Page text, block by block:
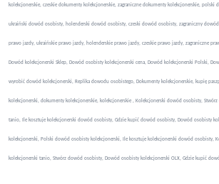
kolekcjonerskie, czeskie dokumenty kolekcjonerskie, zagraniczne dokumenty kolekcjonerskie,
ukraiński dowód osobisty, holenderski dowód osobisty, czeski dowód osobisty, zagraniczny
prawo jazdy, ukraińskie prawo jazdy, holenderskie prawo jazdy, czeskie prawo jazdy, zagraniczne
Dowód kolekcjonerski Sklep, Dowód osobisty kolekcjonerski cena, Dowód kolekcjonerski Polski,
wyrobić dowód kolekcjonerski, Replika dowodu osobistego, Dokumenty kolekcjonerskie, kupię
kolekcjonerski, dokumenty kolekcjonerskie, kolekcjonerskie , Kolekcjonerski dowód osobisty,
tanio, Ile kosztuje kolekcjonerski dowód osobisty, Gdzie kupić dowód osobisty, Dowód osobisty
kolekcjonerski, Polski dowód osobisty kolekcjonerski, Ile kosztuje kolekcjonerski dowód osobisty,
kolekcjonerski tanio, Stwórz dowód osobisty, Dowód osobisty kolekcjonerski OLX, Gdzie kupić